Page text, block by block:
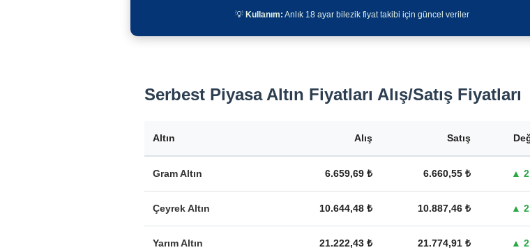
💡 Kullanım: Anlık 18 ayar bilezik fiyat takibi için güncel veriler
Serbest Piyasa Altın Fiyatları Alış/Satış Fiyatları
Altın Alış Satış
Gram Altın 6.659,69 ₺ 6.660,55 ₺ ▲
Çeyrek Altın 10.644,48 ₺ 10.887,46 ₺ ▲
Yarım Altın 21.222,43 ₺ 21.774,91 ₺ ▲